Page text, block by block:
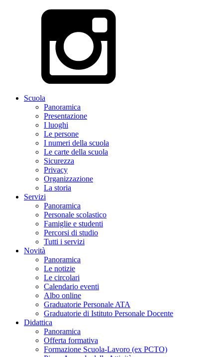
Scuola
Panoramica
Presentazione
I luoghi
Le persone
I numeri della scuola
Le carte della scuola
Sicurezza
Privacy
Organizzazione
La storia
Servizi
Panoramica
Personale scolastico
Famiglie e studenti
Percorsi di studio
Tutti i servizi
Novità
Panoramica
Le notizie
Le circolari
Calendario eventi
Albo online
Graduatorie Personale ATA
Graduatorie di Istituto Personale Docente
Didattica
Panoramica
Offerta formativa
Formazione Scuola-Lavoro (ex PCTO)